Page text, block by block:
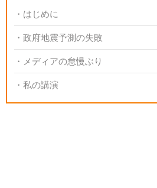
はじめに
政府地震予測の失敗
メディアの怠慢ぶり
私の講演